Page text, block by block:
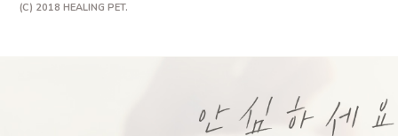
(C) 2018 HEALING PET.